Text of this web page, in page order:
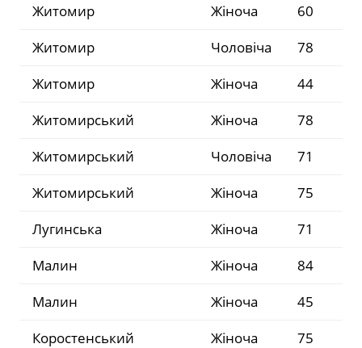
Житомир
Жіноча
60
Житомир
Чоловіча
78
Житомир
Жіноча
44
Житомирський
Жіноча
78
Житомирський
Чоловіча
71
Житомирський
Жіноча
75
Лугинська
Жіноча
71
Малин
Жіноча
84
Малин
Жіноча
45
Коростенський
Жіноча
75